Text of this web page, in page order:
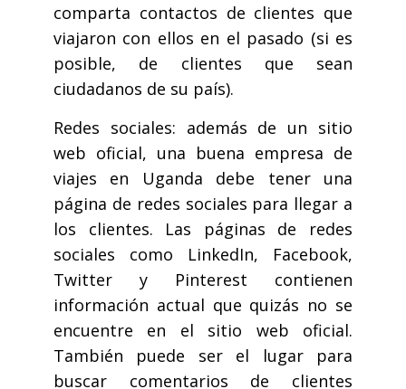
comparta contactos de clientes que
viajaron con ellos en el pasado (si es
posible, de clientes que sean
ciudadanos de su país).
Redes sociales: además de un sitio
web oficial, una buena empresa de
viajes en Uganda debe tener una
página de redes sociales para llegar a
los clientes. Las páginas de redes
sociales como LinkedIn, Facebook,
Twitter y Pinterest contienen
información actual que quizás no se
encuentre en el sitio web oficial.
También puede ser el lugar para
buscar comentarios de clientes